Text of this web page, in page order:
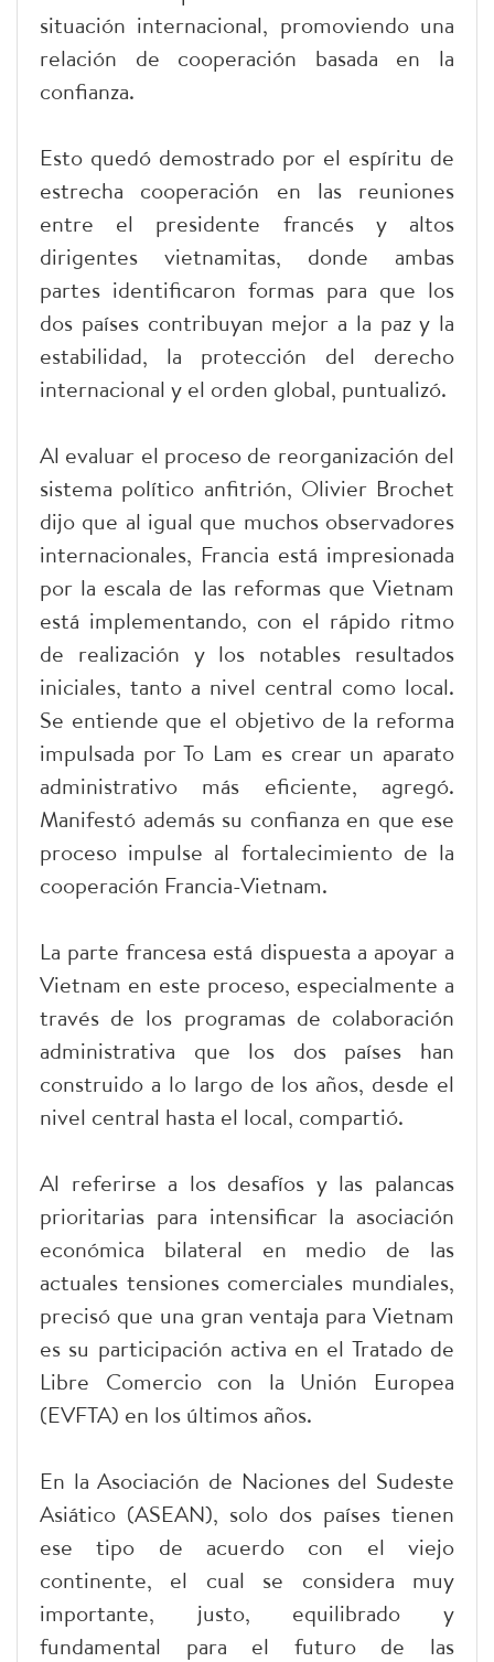
situación internacional, promoviendo una
relación de cooperación basada en la
confianza.
Esto quedó demostrado por el espíritu de
estrecha cooperación en las reuniones
entre el presidente francés y altos
dirigentes vietnamitas, donde ambas
partes identificaron formas para que los
dos países contribuyan mejor a la paz y la
estabilidad, la protección del derecho
internacional y el orden global, puntualizó.
Al evaluar el proceso de reorganización del
sistema político anfitrión, Olivier Brochet
dijo que al igual que muchos observadores
internacionales, Francia está impresionada
por la escala de las reformas que Vietnam
está implementando, con el rápido ritmo
de realización y los notables resultados
iniciales, tanto a nivel central como local.
Se entiende que el objetivo de la reforma
impulsada por To Lam es crear un aparato
administrativo más eficiente, agregó.
Manifestó además su confianza en que ese
proceso impulse al fortalecimiento de la
cooperación Francia-Vietnam.
La parte francesa está dispuesta a apoyar a
Vietnam en este proceso, especialmente a
través de los programas de colaboración
administrativa que los dos países han
construido a lo largo de los años, desde el
nivel central hasta el local, compartió.
Al referirse a los desafíos y las palancas
prioritarias para intensificar la asociación
económica bilateral en medio de las
actuales tensiones comerciales mundiales,
precisó que una gran ventaja para Vietnam
es su participación activa en el Tratado de
Libre Comercio con la Unión Europea
(EVFTA) en los últimos años.
En la Asociación de Naciones del Sudeste
Asiático (ASEAN), solo dos países tienen
ese tipo de acuerdo con el viejo
continente, el cual se considera muy
importante, justo, equilibrado y
fundamental para el futuro de las